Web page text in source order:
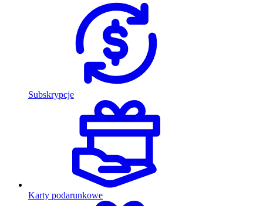
Subskrypcje
Karty podarunkowe